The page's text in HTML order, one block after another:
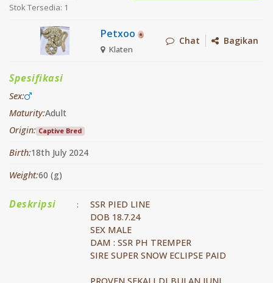
Stok Tersedia: 1
Petxoo
Klaten
Chat Bagikan
Spesifikasi
Sex:
Maturity:Adult
Origin: Captive Bred
Birth:18th July 2024
Weight:60 (g)
Deskripsi :
SSR PIED LINE
DOB 18.7.24
SEX MALE
DAM : SSR PH TREMPER
SIRE SUPER SNOW ECLIPSE PAID